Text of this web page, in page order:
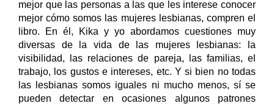
mejor que las personas a las que les interese conocer
mejor cómo somos las mujeres lesbianas, compren el
libro. En él, Kika y yo abordamos cuestiones muy
diversas de la vida de las mujeres lesbianas: la
visibilidad, las relaciones de pareja, las familias, el
trabajo, los gustos e intereses, etc. Y si bien no todas
las lesbianas somos iguales ni mucho menos, sí se
pueden detectar en ocasiones algunos patrones